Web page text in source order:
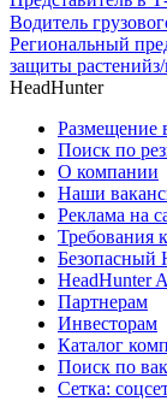
Водитель
Региональный
защиты растений
HeadHunter
Размещение
Поиск по
О компании
Наши
Реклама на
Требования
Безопасный
HeadHunter
Партнерам
Инвесторам
Каталог
Поиск по
Сетка: